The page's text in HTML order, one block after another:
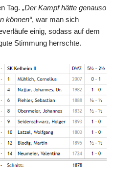
Tag. „Der Kampf hätte genauso
können“, war man sich
einig, sodass auf dem
Stimmung herrschte.